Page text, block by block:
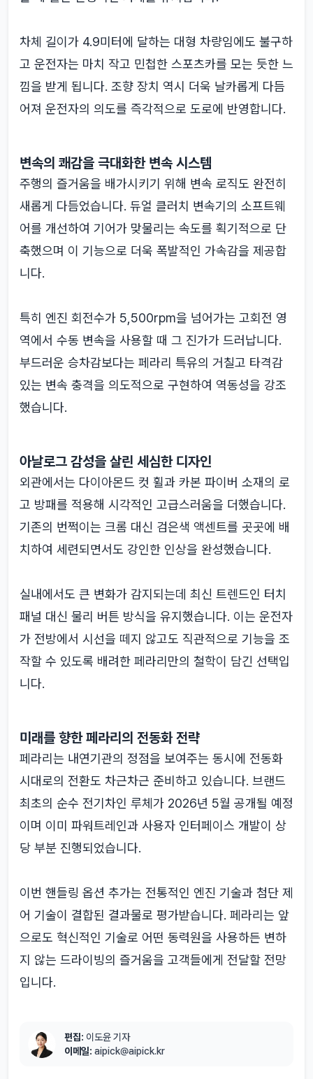
차체 길이가 4.9미터에 달하는 대형 차량임에도 불구하
고 운전자는 마치 작고 민첩한 스포츠카를 모는 듯한 느
낌을 받게 됩니다. 조향 장치 역시 더욱 날카롭게 다듬
어져 운전자의 의도를 즉각적으로 도로에 반영합니다.
변속의 쾌감을 극대화한 변속 시스템
주행의 즐거움을 배가시키기 위해 변속 로직도 완전히
새롭게 다듬었습니다. 듀얼 클러치 변속기의 소프트웨
어를 개선하여 기어가 맞물리는 속도를 획기적으로 단
축했으며 이 기능으로 더욱 폭발적인 가속감을 제공합
니다.
특히 엔진 회전수가 5,500rpm을 넘어가는 고회전 영
역에서 수동 변속을 사용할 때 그 진가가 드러납니다.
부드러운 승차감보다는 페라리 특유의 거칠고 타격감
있는 변속 충격을 의도적으로 구현하여 역동성을 강조
했습니다.
아날로그 감성을 살린 세심한 디자인
외관에서는 다이아몬드 컷 휠과 카본 파이버 소재의 로
고 방패를 적용해 시각적인 고급스러움을 더했습니다.
기존의 번쩍이는 크롬 대신 검은색 액센트를 곳곳에 배
치하여 세련되면서도 강인한 인상을 완성했습니다.
실내에서도 큰 변화가 감지되는데 최신 트렌드인 터치
패널 대신 물리 버튼 방식을 유지했습니다. 이는 운전자
가 전방에서 시선을 떼지 않고도 직관적으로 기능을 조
작할 수 있도록 배려한 페라리만의 철학이 담긴 선택입
니다.
미래를 향한 페라리의 전동화 전략
페라리는 내연기관의 정점을 보여주는 동시에 전동화
시대로의 전환도 차근차근 준비하고 있습니다. 브랜드
최초의 순수 전기차인 루체가 2026년 5월 공개될 예정
이며 이미 파워트레인과 사용자 인터페이스 개발이 상
당 부분 진행되었습니다.
이번 핸들링 옵션 추가는 전통적인 엔진 기술과 첨단 제
어 기술이 결합된 결과물로 평가받습니다. 페라리는 앞
으로도 혁신적인 기술로 어떤 동력원을 사용하든 변하
지 않는 드라이빙의 즐거움을 고객들에게 전달할 전망
입니다.
편집: 이도윤 기자
이메일: aipick@aipick.kr